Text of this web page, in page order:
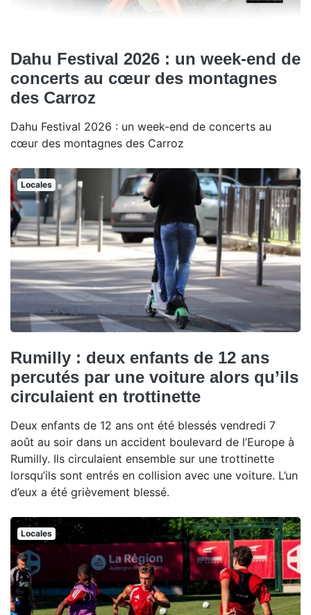
Dahu Festival 2026 : un week-end de
concerts au cœur des montagnes
des Carroz
Dahu Festival 2026 : un week-end de concerts au
cœur des montagnes des Carroz
Locales
Rumilly : deux enfants de 12 ans
percutés par une voiture alors qu’ils
circulaient en trottinette
Deux enfants de 12 ans ont été blessés vendredi 7
août au soir dans un accident boulevard de l’Europe à
Rumilly. Ils circulaient ensemble sur une trottinette
lorsqu’ils sont entrés en collision avec une voiture. L’un
d’eux a été grièvement blessé.
Locales